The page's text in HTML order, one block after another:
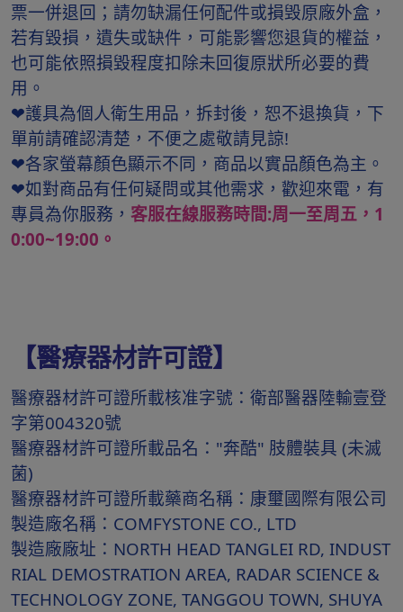
票一併退回；請勿缺漏任何配件或損毁原廠外盒，
若有毀損，遺失或缺件，可能影響您退貨的權益，
也可能依照損毀程度扣除未回復原狀所必要的費
用。
❤護具為個人衛生用品，拆封後，恕不退換貨，下
單前請確認清楚，不便之處敬請見諒!
❤各家螢幕顏色顯示不同，商品以實品顏色為主。
❤如對商品有任何疑問或其他需求，歡迎來電，有
專員為你服務， 客服在線服務時間:周一至周五，1
0:00~19:00。
【醫療器材許可證】
醫療器材許可證所載核准字號：衛部醫器陸輸壹登
字第004320號
醫療器材許可證所載品名："奔酷" 肢體裝具 (未滅
菌)
醫療器材許可證所載藥商名稱：康璽國際有限公司
製造廠名稱：COMFYSTONE CO., LTD
製造廠廠址：NORTH HEAD TANGLEI RD, INDUST
RIAL DEMOSTRATION AREA, RADAR SCIENCE &
TECHNOLOGY ZONE, TANGGOU TOWN, SHUYA